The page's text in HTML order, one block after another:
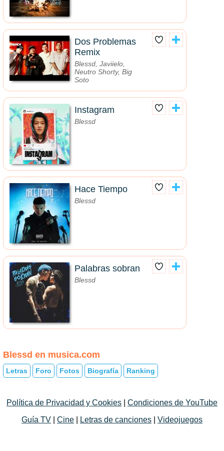
Dos Problemas
Remix
Blessd, Javiielo,
Neutro Shorty, Big
Soto
Instagram
Blessd
Hace Tiempo
Blessd
Palabras sobran
Blessd
Blessd en musica.com
Letras Foro Fotos Biografía Ranking
Política de Privacidad y Cookies
Condiciones de YouTube
Guía TV
Cine Letras de canciones Videojuegos